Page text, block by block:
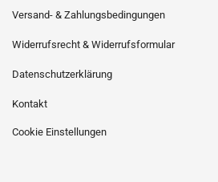
Versand- & Zahlungsbedingungen
Widerrufsrecht & Widerrufsformular
Datenschutzerklärung
Kontakt
Cookie Einstellungen